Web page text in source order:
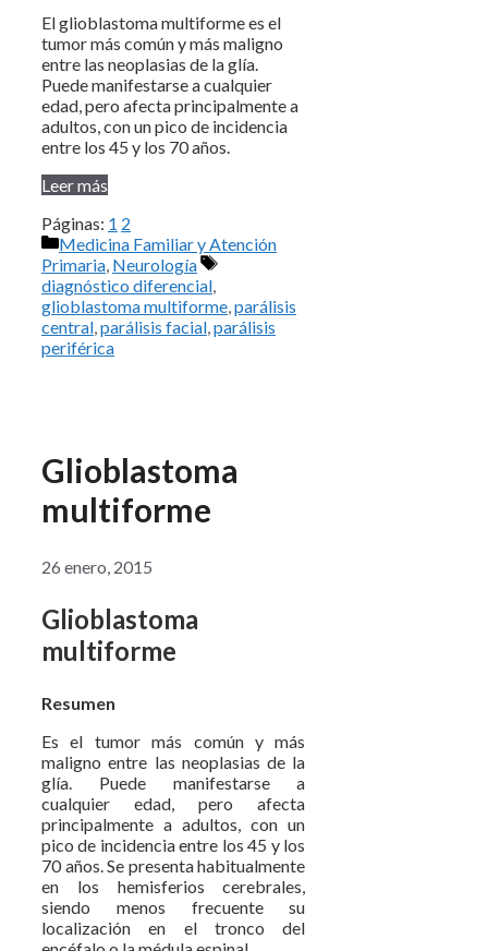
El glioblastoma multiforme es el
tumor más común y más maligno
entre las neoplasias de la glía.
Puede manifestarse a cualquier
edad, pero afecta principalmente a
adultos, con un pico de incidencia
entre los 45 y los 70 años.
Leer más
Páginas: 1 2
Categorías
Medicina Familiar y Atención
Primaria, Neurología
Etiquetas
diagnóstico diferencial,
glioblastoma multiforme,parálisis
central,parálisis facial,parálisis
periférica
Glioblastoma
multiforme
26 enero, 2015
Glioblastoma
multiforme
Resumen
Es el tumor más común y más
maligno entre las neoplasias de la
glía. Puede manifestarse a
cualquier edad, pero afecta
principalmente a adultos, con un
pico de incidencia entre los 45 y los
70 años. Se presenta habitualmente
en los hemisferios cerebrales,
siendo menos frecuente su
localización en el tronco del